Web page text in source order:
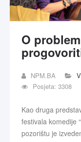
O
NPM.BA
Posjeta: 3308
Kao druga
festivala komedije
pozorištu je